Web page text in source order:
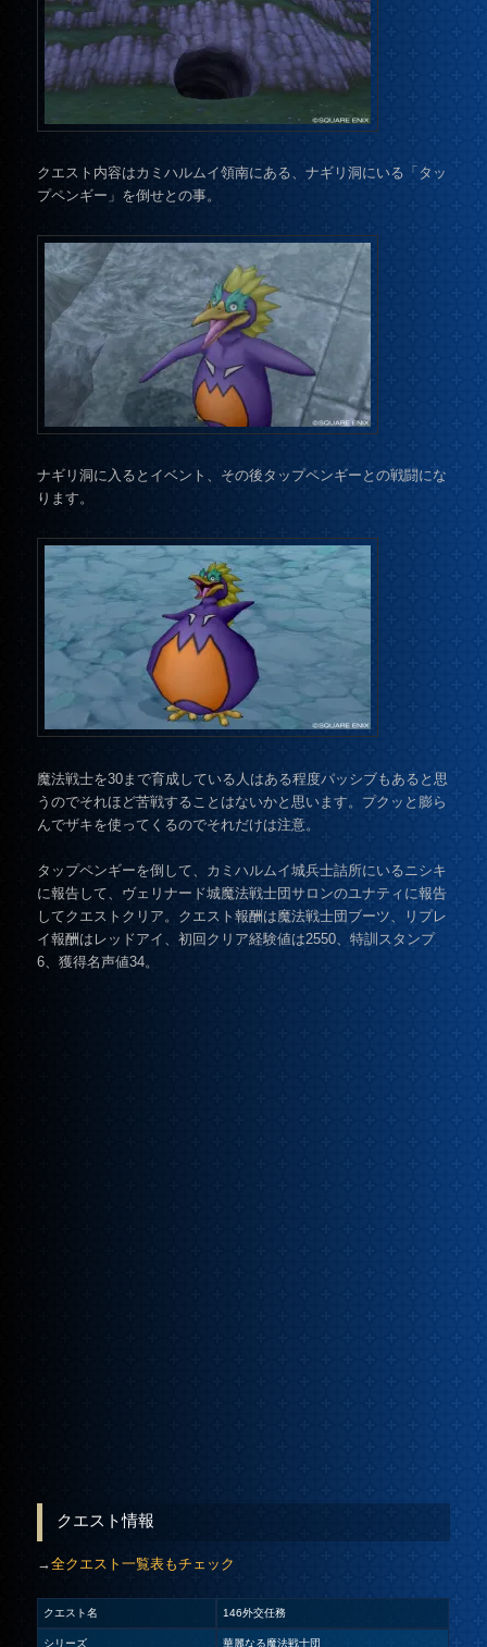
クエスト内容はカミハルムイ領南にある、ナギリ洞にいる「タッ
プペンギー」を倒せとの事。
ナギリ洞に入るとイベント、その後タップペンギーとの戦闘にな
ります。
魔法戦士を30まで育成している人はある程度パッシブもあると思
うのでそれほど苦戦することはないかと思います。プクッと膨ら
んでザキを使ってくるのでそれだけは注意。
タップペンギーを倒して、カミハルムイ城兵士詰所にいるニシキ
に報告して、ヴェリナード城魔法戦士団サロンのユナティに報告
してクエストクリア。クエスト報酬は魔法戦士団ブーツ、リプレ
イ報酬はレッドアイ、初回クリア経験値は2550、特訓スタンプ
6、獲得名声値34。
クエスト情報
→全クエスト一覧表もチェック
クエスト名 146外交任務
シリーズ 華麗なる魔法戦士団